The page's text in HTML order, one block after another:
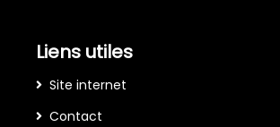
Liens utiles
Site internet
Contact